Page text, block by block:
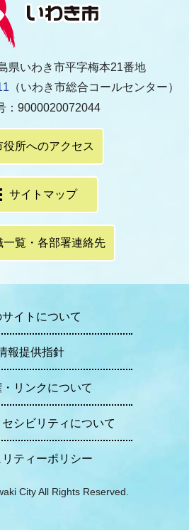
いわき市平字梅本21番地
（いわき市総合コールセンター）
：9000020072044
役所へのアクセス
サイトマップ
一覧・各部署連絡先
サイトについて
報提供指針
リンクについて
シビリティについて
ティーポリシー
City All Rights Reserved.